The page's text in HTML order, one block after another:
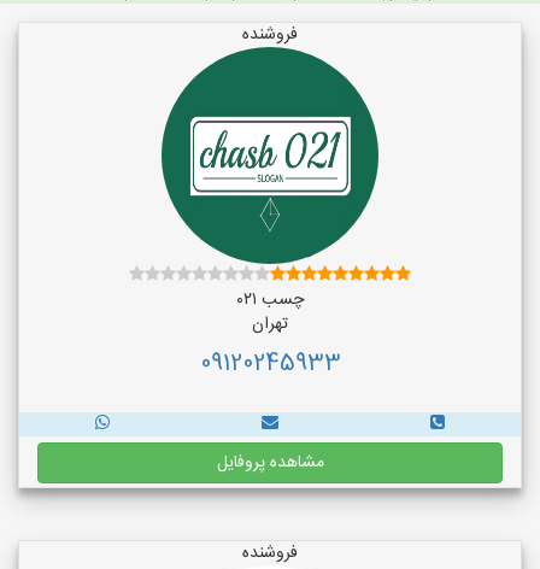
فروشنده
چسب ۰۲۱
تهران
09120245933
مشاهده پروفایل
فروشنده